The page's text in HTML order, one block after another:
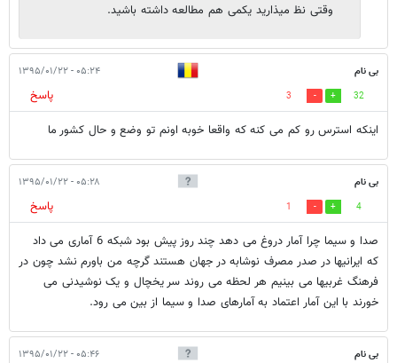
وقتی نظ میذارید یکمی هم مطالعه داشته باشید.
بی نام ۰۵:۲۴ - ۱۳۹۵/۰۱/۲۲
32
3
پاسخ
اینکه استرس رو کم می کنه که واقعا خوبه اونم تو وضع و حال کشور ما
بی نام ۰۵:۲۸ - ۱۳۹۵/۰۱/۲۲
4
1
پاسخ
صدا و سیما چرا آمار دروغ می دهد چند روز پیش بود شبکه 6 آماری می داد
که ایرانیها در صدر مصرف نوشابه در جهان هستند گرچه من باورم نشد چون در
فرهنگ غربیها می بینیم هر لحظه می روند سر یخچال و یک نوشیدنی می
خورند با این آمار اعتماد به آمارهای صدا و سیما از بین می رود.
بی نام ۰۵:۴۶ - ۱۳۹۵/۰۱/۲۲